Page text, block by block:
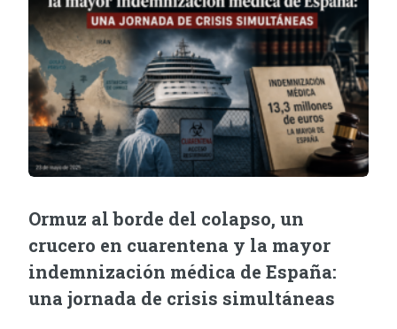
Ormuz al borde del colapso, un
crucero en cuarentena y la mayor
indemnización médica de España:
una jornada de crisis simultáneas